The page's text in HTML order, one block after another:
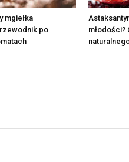
mgiełka
po
młodości?